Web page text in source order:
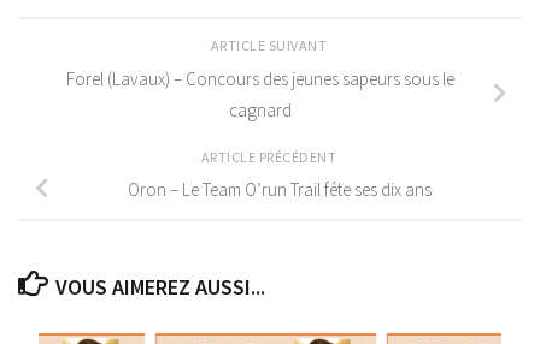
ARTICLE SUIVANT
Forel (Lavaux) – Concours des jeunes sapeurs sous le
cagnard
ARTICLE PRÉCÉDENT
Oron – Le Team O’run Trail fête ses dix ans
VOUS AIMEREZ AUSSI...